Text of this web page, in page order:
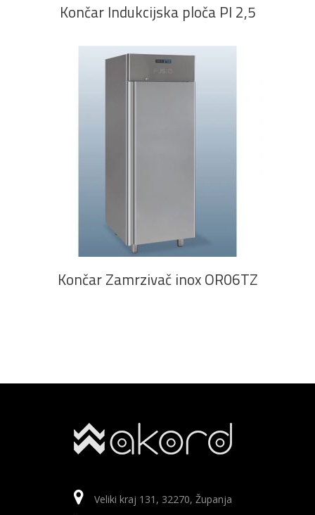
Končar Indukcijska ploča PI 2,5
Končar Zamrzivač inox OR06TZ
Veliki kraj 131, 32270, Županja